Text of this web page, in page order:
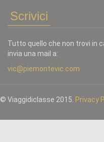
Scrivici
Tutto quello che non trovi in
invia una mail a:
vic@piemontevic.com
© Viaggidiclasse 2015. Privacy